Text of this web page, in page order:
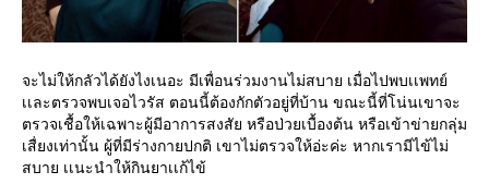
จะไม่ให้กลัวได้ยังไงเนอะ มีเพื่อนร่วมงานไม่สบาย เมื่อไปพบเเพทย์
เเละตรวจพบเจอไวรัส ตอนนี้ต้องกักตัวอยู่ที่บ้าน ขณะนี้ที่โน่นเขาจะ
ตรวจเชื้อให้เฉพาะผู้มีอาการสงสัย หรือป่วยเบื้องต้น หรือเข้าข่ายกลุ่ม
เสื่ยงเท่านั้น ผู้ที่มีร่างกายปกติ เขาไม่ตรวจให้อ่ะค่ะ หากเรามีไข้ไม่
สบาย เเนะนำให้กินยาเเก้ไข้